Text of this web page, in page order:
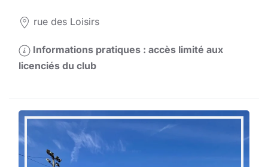
rue des Loisirs
Informations pratiques : accès limité aux
licenciés du club